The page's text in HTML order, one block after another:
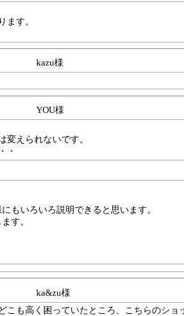
ます。
kazu様
YOU様
変えられないです。
・
もいろいろ説明できると思います。
す。
ka&zu様
こも高く困っていたところ、こちらのショ